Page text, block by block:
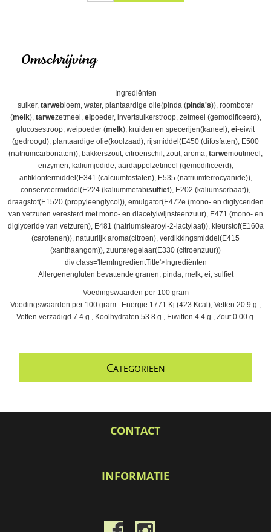
Omschrijving
Ingrediënten
suiker, tarwebloem, water, plantaardige olie(pinda (pinda's)), roomboter
(melk), tarwezetmeel, eipoeder, invertsuikerstroop, zetmeel (gemodificeerd),
glucosestroop, weipoeder (melk), kruiden en specerijen(kaneel), ei-eiwit
(gedroogd), plantaardige olie(koolzaad), rijsmiddel(E450 (difosfaten), E500
(natriumcarbonaten)), bakkerszout, citroenschil, zout, aroma, tarwemoutmeel,
enzymen, kaliumjodide, aardappelzetmeel (gemodificeerd),
antiklontermiddel(E341 (calciumfosfaten), E535 (natriumferrocyanide)),
conserveermiddel(E224 (kaliummetabisulfiet), E202 (kaliumsorbaat)),
draagstof(E1520 (propyleenglycol)), emulgator(E472e (mono- en diglyceriden
van vetzuren veresterd met mono- en diacetylwijnsteenzuur), E471 (mono- en
diglyceride van vetzuren), E481 (natriumstearoyl-2-lactylaat)), kleurstof(E160a
(carotenen)), natuurlijk aroma(citroen), verdikkingsmiddel(E415
(xanthaangom)), zuurteregelaar(E330 (citroenzuur))
div class='ItemIngredientTitle'>Ingrediënten
Allergenengluten bevattende granen, pinda, melk, ei, sulfiet
Voedingswaarden per 100 gram
Voedingswaarden per 100 gram : Energie 1771 Kj (423 Kcal), Vetten 20.9 g.,
Vetten verzadigd 7.4 g., Koolhydraten 53.8 g., Eiwitten 4.4 g., Zout 0.00 g.
CATEGORIEEN
CONTACT
INFORMATIE